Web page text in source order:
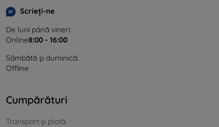
Scrieți-ne
De luni până vineri:
Online8:00 - 16:00
Sâmbătă și duminică:
Offline
Cumpărături
Transport și plată